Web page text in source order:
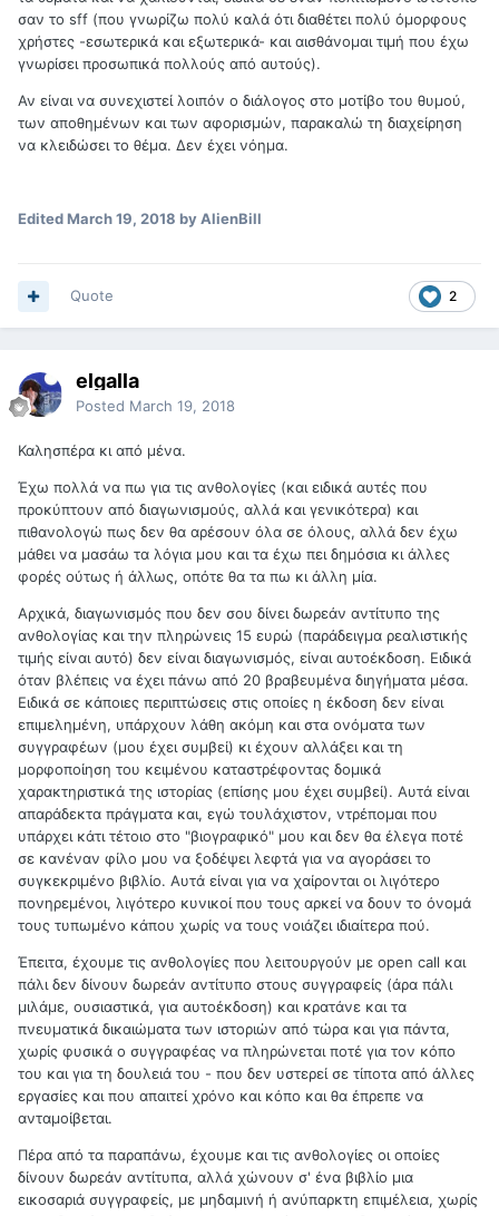
σαν το sff (που γνωρίζω πολύ καλά ότι διαθέτει πολύ όμορφους
χρήστες -εσωτερικά και εξωτερικά- και αισθάνομαι τιμή που έχω
γνωρίσει προσωπικά πολλούς από αυτούς).
Αν είναι να συνεχιστεί λοιπόν ο διάλογος στο μοτίβο του θυμού,
των αποθημένων και των αφορισμών, παρακαλώ τη διαχείρηση
να κλειδώσει το θέμα. Δεν έχει νόημα.
EditedMarch 19, 2018 by AlienBill
2
Quote
elgalla
Posted March 19, 2018
Καλησπέρα κι από μένα.
Έχω πολλά να πω για τις ανθολογίες (και ειδικά αυτές που
προκύπτουν από διαγωνισμούς, αλλά και γενικότερα) και
πιθανολογώ πως δεν θα αρέσουν όλα σε όλους, αλλά δεν έχω
μάθει να μασάω τα λόγια μου και τα έχω πει δημόσια κι άλλες
φορές ούτως ή άλλως, οπότε θα τα πω κι άλλη μία.
Αρχικά, διαγωνισμός που δεν σου δίνει δωρεάν αντίτυπο της
ανθολογίας και την πληρώνεις 15 ευρώ (παράδειγμα ρεαλιστικής
τιμής είναι αυτό) δεν είναι διαγωνισμός, είναι αυτοέκδοση. Ειδικά
όταν βλέπεις να έχει πάνω από 20 βραβευμένα διηγήματα μέσα.
Ειδικά σε κάποιες περιπτώσεις στις οποίες η έκδοση δεν είναι
επιμελημένη, υπάρχουν λάθη ακόμη και στα ονόματα των
συγγραφέων (μου έχει συμβεί) κι έχουν αλλάξει και τη
μορφοποίηση του κειμένου καταστρέφοντας δομικά
χαρακτηριστικά της ιστορίας (επίσης μου έχει συμβεί). Αυτά είναι
απαράδεκτα πράγματα και, εγώ τουλάχιστον, ντρέπομαι που
υπάρχει κάτι τέτοιο στο "βιογραφικό" μου και δεν θα έλεγα ποτέ
σε κανέναν φίλο μου να ξοδέψει λεφτά για να αγοράσει το
συγκεκριμένο βιβλίο. Αυτά είναι για να χαίρονται οι λιγότερο
πονηρεμένοι, λιγότερο κυνικοί που τους αρκεί να δουν το όνομά
τους τυπωμένο κάπου χωρίς να τους νοιάζει ιδιαίτερα πού.
Έπειτα, έχουμε τις ανθολογίες που λειτουργούν με open call και
πάλι δεν δίνουν δωρεάν αντίτυπο στους συγγραφείς (άρα πάλι
μιλάμε, ουσιαστικά, για αυτοέκδοση) και κρατάνε και τα
πνευματικά δικαιώματα των ιστοριών από τώρα και για πάντα,
χωρίς φυσικά ο συγγραφέας να πληρώνεται ποτέ για τον κόπο
του και για τη δουλειά του - που δεν υστερεί σε τίποτα από άλλες
εργασίες και που απαιτεί χρόνο και κόπο και θα έπρεπε να
ανταμοίβεται.
Πέρα από τα παραπάνω, έχουμε και τις ανθολογίες οι οποίες
δίνουν δωρεάν αντίτυπα, αλλά χώνουν σ' ένα βιβλίο μια
εικοσαριά συγγραφείς, με μηδαμινή ή ανύπαρκτη επιμέλεια, χωρίς